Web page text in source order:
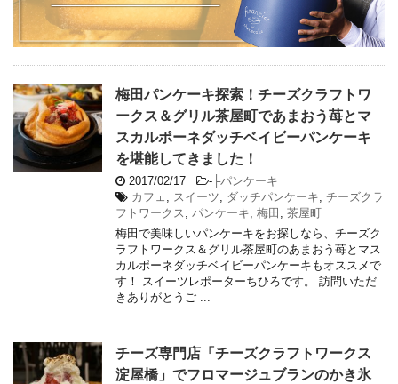
梅田パンケーキ探索！チーズクラフトワ
ークス＆グリル茶屋町であまおう苺とマ
スカルポーネダッチベイビーパンケーキ
を堪能してきました！
2017/02/17 - ├パンケーキ
カフェ , スイーツ, ダッチパンケーキ, チーズクラ
フトワークス , パンケーキ, 梅田 , 茶屋町
梅田で美味しいパンケーキをお探しなら、チーズク
ラフトワークス＆グリル茶屋町のあまおう苺とマス
カルポーネダッチベイビーパンケーキもオススメで
す！ スイーツレポーターちひろです。 訪問いただ
きありがとうご ...
チーズ専門店「チーズクラフトワークス
淀屋橋」でフロマージュブランのかき氷